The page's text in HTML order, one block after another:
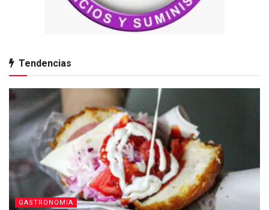
Tendencias
GASTRONOMIA